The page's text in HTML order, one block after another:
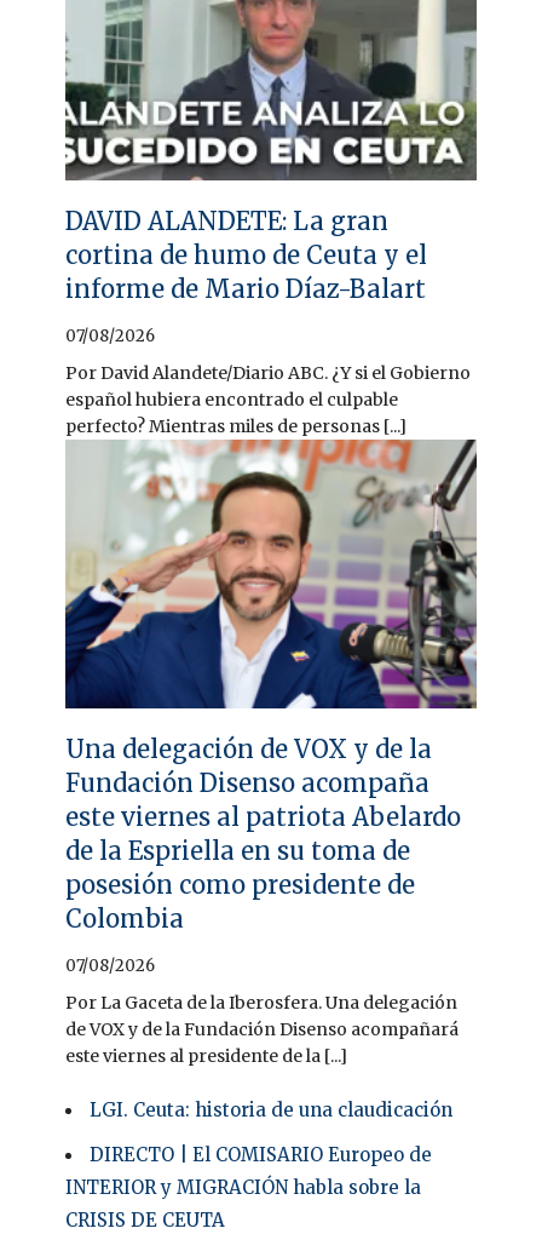
DAVID ALANDETE: La gran
cortina de humo de Ceuta y el
informe de Mario Díaz-Balart
07/08/2026
Por David Alandete/Diario ABC. ¿Y si el Gobierno
español hubiera encontrado el culpable
perfecto? Mientras miles de personas [...]
Una delegación de VOX y de la
Fundación Disenso acompaña
este viernes al patriota Abelardo
de la Espriella en su toma de
posesión como presidente de
Colombia
07/08/2026
Por La Gaceta de la Iberosfera. Una delegación
de VOX y de la Fundación Disenso acompañará
este viernes al presidente de la [...]
LGI. Ceuta: historia de una claudicación
DIRECTO | El COMISARIO Europeo de
INTERIOR y MIGRACIÓN habla sobre la
CRISIS DE CEUTA